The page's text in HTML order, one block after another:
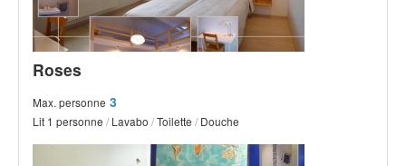
Roses
Max. personne 3
Lit 1 personne / Lavabo /Toilette / Douche